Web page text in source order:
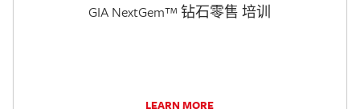
GIA NextGem™ 钻石零售 培训
LEARN MORE